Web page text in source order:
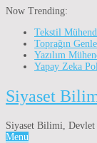
Now Trending:
Tekstil
Toprağın
Yazılım
Yapay Zeka
Siyaset
Siyaset Bilimi, Devlet
Menu